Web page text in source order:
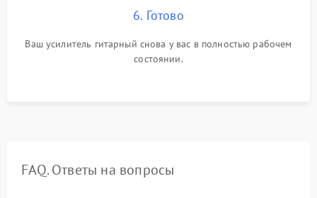
6. Готово
Ваш усилитель гитарный снова у вас в полностью рабочем
состоянии.
FAQ. Ответы на вопросы